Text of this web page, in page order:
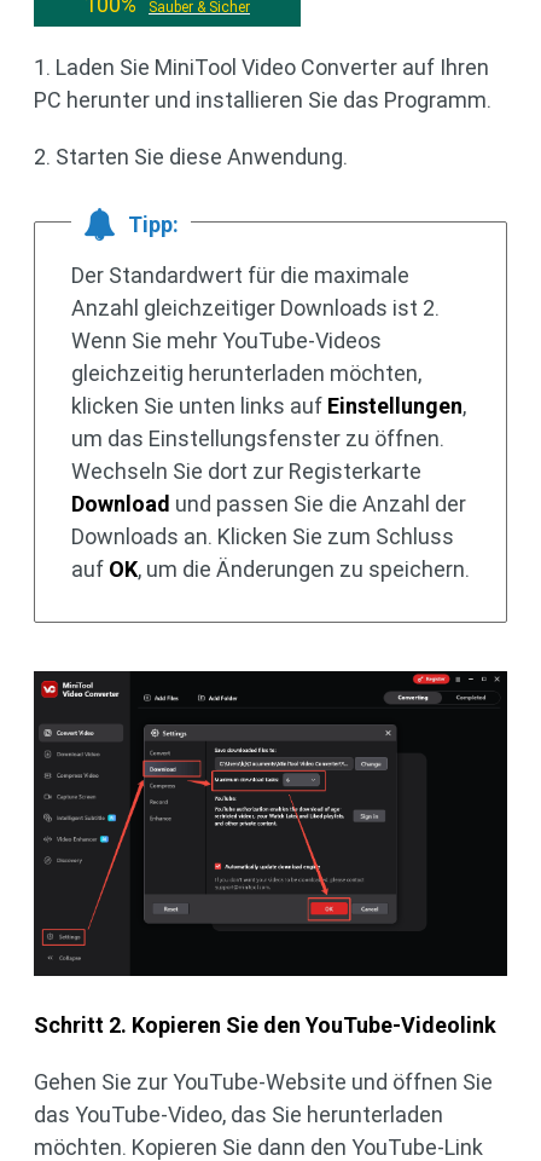
Sauber & Sicher
1. Laden Sie MiniTool Video Converter auf Ihren
PC herunter und installieren Sie das Programm.
2. Starten Sie diese Anwendung.
Tipp:
Der Standardwert für die maximale
Anzahl gleichzeitiger Downloads ist 2.
Wenn Sie mehr YouTube-Videos
gleichzeitig herunterladen möchten,
klicken Sie unten links auf Einstellungen,
um das Einstellungsfenster zu öffnen.
Wechseln Sie dort zur Registerkarte
Download und passen Sie die Anzahl der
Downloads an. Klicken Sie zum Schluss
auf OK, um die Änderungen zu speichern.
Schritt 2. Kopieren Sie den YouTube-Videolink
Gehen Sie zur YouTube-Website und öffnen Sie
das YouTube-Video, das Sie herunterladen
möchten. Kopieren Sie dann den YouTube-Link